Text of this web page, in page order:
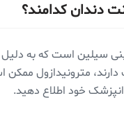
دندان کدامند؟
است که به دلیل
مترونیدازول ممکن
خود اطلاع دهید.